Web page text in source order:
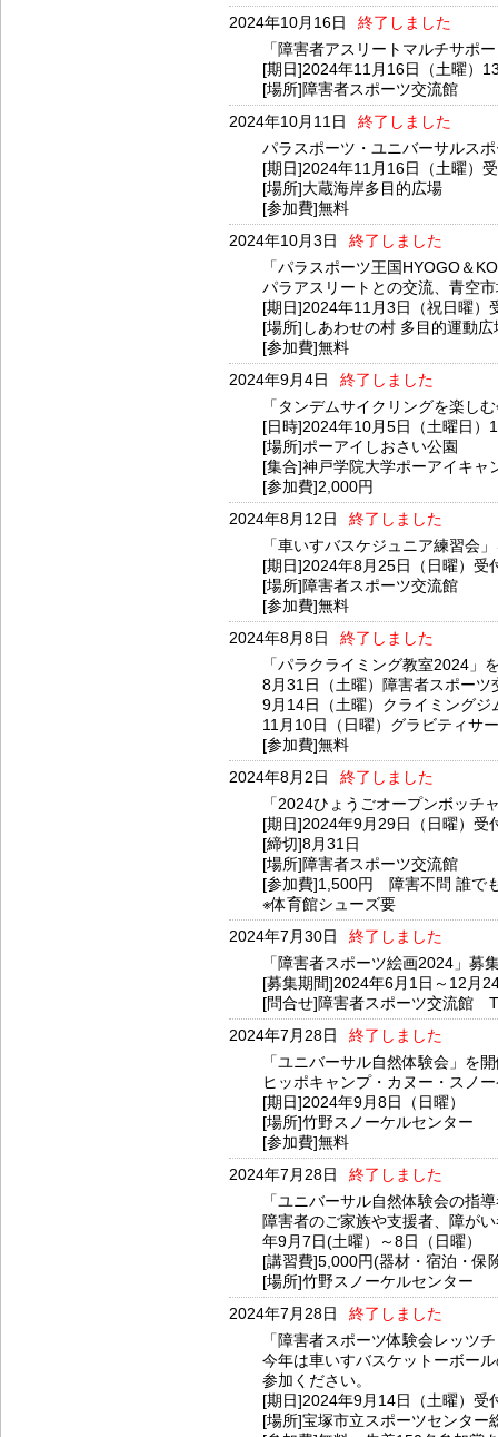
2024年10月16日
終了しました
「障害者アスリートマルチサポ
[期日]2024年11月16日（土曜）
[場所]障害者スポーツ交流館
2024年10月11日
終了しました
パラスポーツ・ユニバーサルス
[期日]2024年11月16日（土曜）
[場所]大蔵海岸多目的広場
[参加費]無料
2024年10月3日
終了しました
「パラスポーツ王国HYOGO＆
パラアスリートとの交流、青空
[期日]2024年11月3日（祝日曜）
[場所]しあわせの村 多目的運動
[参加費]無料
2024年9月4日
終了しました
「タンデムサイクリングを楽し
[日時]2024年10月5日（土曜日）
[場所]ポーアイしおさい公園
[集合]神戸学院大学ポーアイキャ
[参加費]2,000円
2024年8月12日
終了しました
「車いすバスケジュニア練習会
[期日]2024年8月25日（日曜）受
[場所]障害者スポーツ交流館
[参加費]無料
2024年8月8日
終了しました
「パラクライミング教室2024」
8月31日（土曜）障害者スポーツ
9月14日（土曜）クライミング
11月10日（日曜）グラビティサ
[参加費]無料
2024年8月2日
終了しました
「2024ひょうごオープンボッチ
[期日]2024年9月29日（日曜）受
[締切]8月31日
[場所]障害者スポーツ交流館
[参加費]1,500円 障害不問 誰で
※体育館シューズ要
2024年7月30日
終了しました
「障害者スポーツ絵画2024」募
[募集期間]2024年6月1日～12月
[問合せ]障害者スポーツ交流館
2024年7月28日
終了しました
「ユニバーサル自然体験会」を
ヒッポキャンプ・カヌー・スノ
[期日]2024年9月8日（日曜）
[場所]竹野スノーケルセンター
[参加費]無料
2024年7月28日
終了しました
「ユニバーサル自然体験会の指
障害者のご家族や支援者、障が
年9月7日(土曜）～8日（日曜）
[講習費]5,000円(器材・宿泊・保
[場所]竹野スノーケルセンター
2024年7月28日
終了しました
「障害者スポーツ体験会レッツ
今年は車いすバスケットーボー
参加ください。
[期日]2024年9月14日（土曜）受
[場所]宝塚市立スポーツセンター